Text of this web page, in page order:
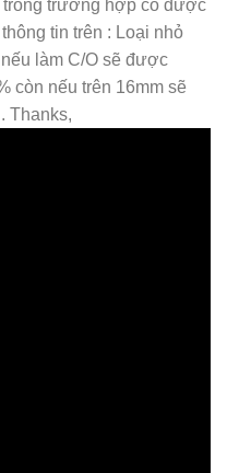
trong trường hợp có được
tin trên : Loại nhỏ
làm C/O sẽ được
còn nếu trên 16mm sẽ
Thanks,